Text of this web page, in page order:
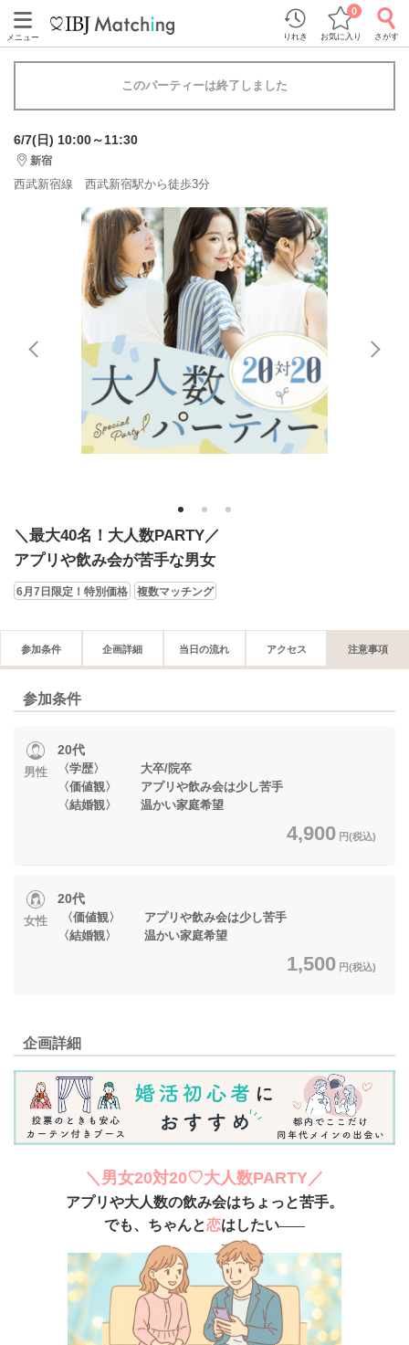
メニュー りれき お気に入り
0
さがす
このパーティーは終了しました
6/7(日) 10:00～11:30
新宿
西武新宿線 西武新宿駅から徒歩3分
1 2 3
＼最大40名！大人数PARTY／
アプリや飲み会が苦手な男女
6月7日限定！特別価格 複数マッチング
参加条件 企画詳細 当日の流れ アクセス 注意事項
参加条件
男性
20代
〈学歴〉 大卒/院卒
〈価値観〉 アプリや飲み会は少し苦手
〈結婚観〉 温かい家庭希望
4,900 円(税込)
女性
20代
〈価値観〉 アプリや飲み会は少し苦手
〈結婚観〉 温かい家庭希望
1,500 円(税込)
企画詳細
＼男女20対20♡大人数PARTY／
アプリや大人数の飲み会はちょっと苦手。
でも、ちゃんと恋はしたい——